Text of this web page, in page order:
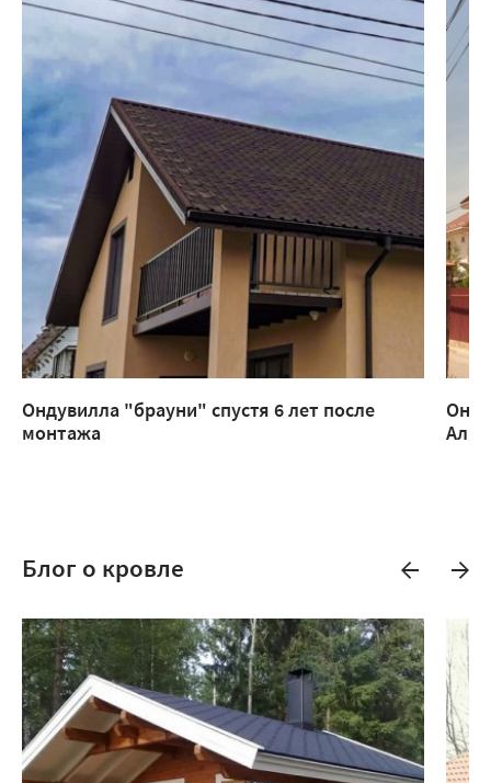
Ондувилла "брауни" спустя 6 лет после
монтажа
Блог о кровле